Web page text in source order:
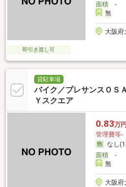
面積-
無
大阪府
即引き渡し可
貸駐車場
バイク／プレサンスＯＳ
Ｙスクエア
0.83万円
管理費等-
なし
面積-
無
大阪府